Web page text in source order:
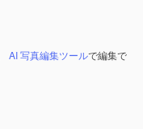
AI 写真編集ツールで編集で